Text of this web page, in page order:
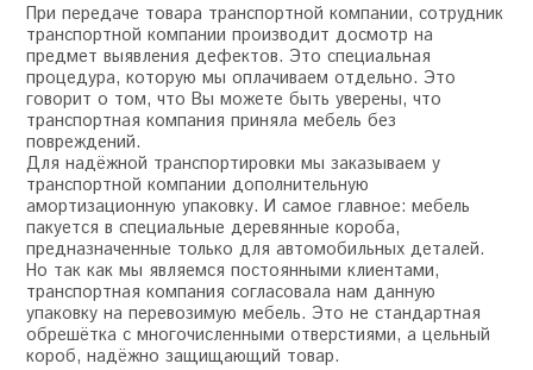
При передаче товара транспортной компании, сотрудник
транспортной компании производит досмотр на
предмет выявления дефектов. Это специальная
процедура, которую мы оплачиваем отдельно. Это
говорит о том, что Вы можете быть уверены, что
транспортная компания приняла мебель без
повреждений.
Для надёжной транспортировки мы заказываем у
транспортной компании дополнительную
амортизационную упаковку. И самое главное: мебель
пакуется в специальные деревянные короба,
предназначенные только для автомобильных деталей.
Но так как мы являемся постоянными клиентами,
транспортная компания согласовала нам данную
упаковку на перевозимую мебель. Это не стандартная
обрешётка с многочисленными отверстиями, а цельный
короб, надёжно защищающий товар.